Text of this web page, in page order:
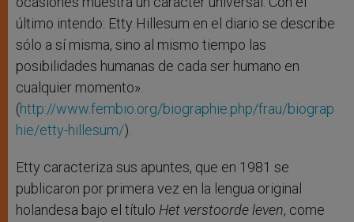
último intendo: Etty Hillesum en el diario se describe
sólo a sí misma, sino al mismo tiempo las
posibilidades humanas de cada ser humano en
cualquier momento».
(http://www.fembio.org/biographie.php/frau/biograp
hie/etty-hillesum/).
Etty caracteriza sus apuntes, que en 1981 se
publicaron por primera vez en la lengua original
holandesa bajo el título Het verstoorde leven, come